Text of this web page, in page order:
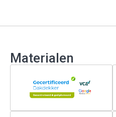
Materialen